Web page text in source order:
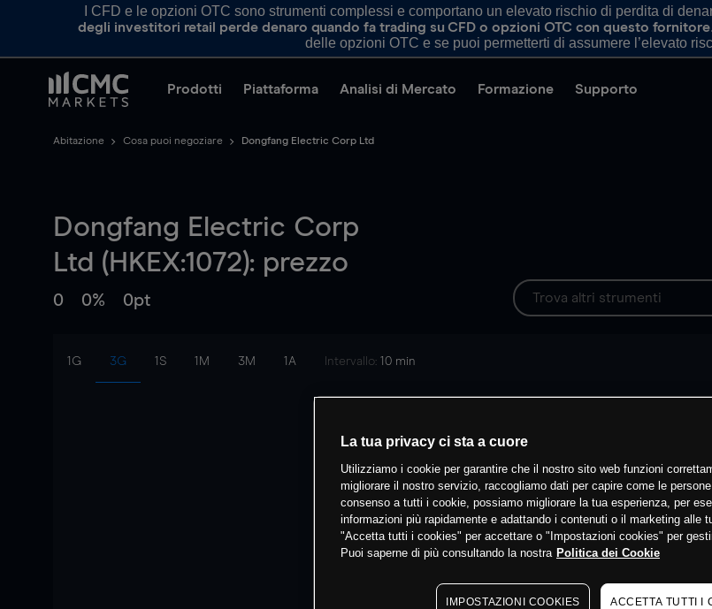
I CFD e le opzioni OTC sono strumenti complessi e comportano un elevato rischio di perdita di
degli investitori retail perde denaro quando fa trading su CFD o opzioni OTC con questo fornitore
delle opzioni OTC e se puoi permetterti di assumere l’elevato
Prodotti Piattaforma Analisi di Mercato Formazione Supporto
Abitazione Cosa puoi negoziare Dongfang Electric Corp Ltd
Dongfang Electric Corp
Ltd (HKEX:1072): prezzo
0 0% 0pt
1G 3G 1S 1M 3M 1A Intervallo: 10 min
La tua privacy ci sta a cuore
Utilizziamo i cookie per garantire che il nostro sito web funzioni
migliorare il nostro servizio, raccogliamo dati per capire come le
consenso a tutti i cookie, possiamo migliorare la tua esperienza, per
informazioni più rapidamente e adattando i contenuti o il marketing alle
"Accetta tutti i cookies" per accettare o "Impostazioni cookies" per
Puoi saperne di più consultando la nostra Politica dei Cookie
IMPOSTAZIONI COOKIES ACCETTA TUTTI I